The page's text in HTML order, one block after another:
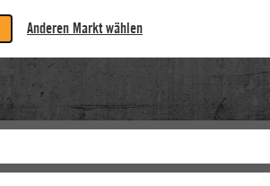
Anderen Markt wählen